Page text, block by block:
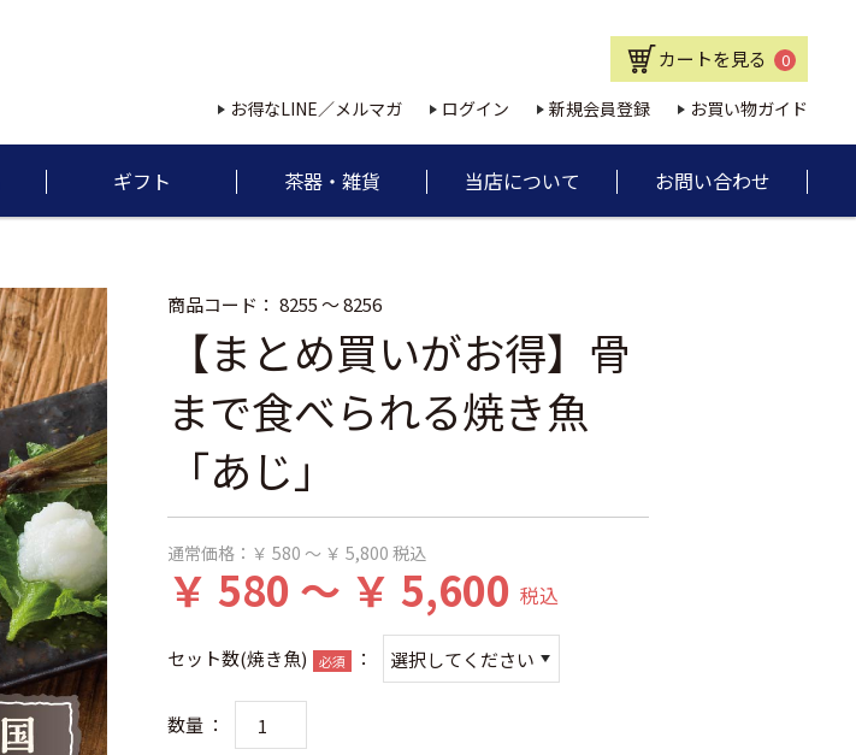
カートを見る 0
お得なLINE／メルマガ ログイン 新規会員登録 お買い物ガイド
ギフト 茶器・雑貨 当店について お問い合わせ
商品コード： 8255 ～ 8256
【まとめ買いがお得】骨
まで食べられる焼き魚
「あじ」
通常価格： ￥ 580 ～ ￥ 5,800 税込
￥ 580 ～ ￥ 5,600 税込
セット数(焼き魚) 必須 ：
数量 ：